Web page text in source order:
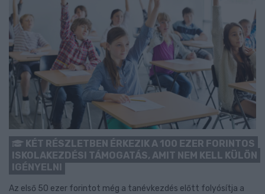
KÉT RÉSZLETBEN ÉRKEZIK A 100 EZER FORINTOS
ISKOLAKEZDÉSI TÁMOGATÁS, AMIT NEM KELL KÜLÖN
IGÉNYELNI
Az első 50 ezer forintot még a tanévkezdés előtt folyósítja a